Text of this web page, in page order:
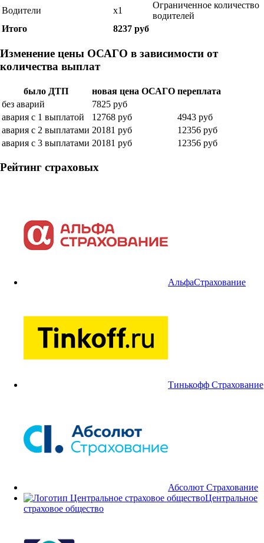
Водители x1
Ограниченное количество
водителей
Итого
8237 руб
Изменение цены ОСАГО в зависимости от
количества выплат
было ДТП новая цена ОСАГО переплата
без аварий
7825 руб
авария с 1 выплатой
12768 руб
4943 руб
авария с 2 выплатами 20181 руб
12356 руб
авария с 3 выплатами 20181 руб 12356 руб
Рейтинг страховых
АльфаСтрахование
Тинькофф Страхование
Абсолют Страхование
Центральное
страховое общество